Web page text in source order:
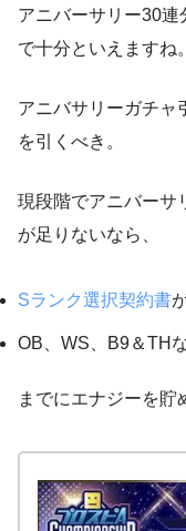
アニバーサリー30連
で十分といえますね。
アニバサリーガチャ
を引くべき。
現段階でアニバーサ
が足りないなら、
Sランク選択契約書
OB、WS、B9＆TH
までにエナジーを貯